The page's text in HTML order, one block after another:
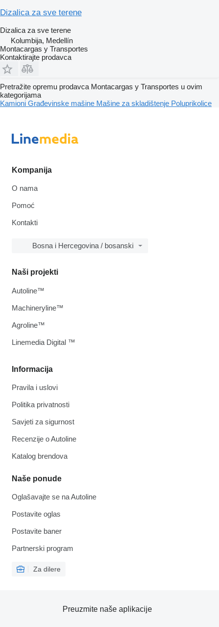
Dizalica za sve terene
Dizalica za sve terene
Kolumbija, Medellín
Montacargas y Transportes
Kontaktirajte prodavca
Pretražite opremu prodavca Montacargas y Transportes u ovim
kategorijama
Kamioni Građevinske mašine Mašine za skladištenje Poluprikolice
Kompanija
O nama
Pomoć
Kontakti
Bosna i Hercegovina / bosanski
Informacija
Pravila i uslovi
Politika privatnosti
Savjeti za sigurnost
Recenzije o Autoline
Katalog brendova
Naše ponude
Oglašavajte se na Autoline
Postavite oglas
Postavite baner
Partnerski program
Za dilere
Naši projekti
Autoline™
Machineryline™
Agroline™
Linemedia Digital ™
Preuzmite naše aplikacije